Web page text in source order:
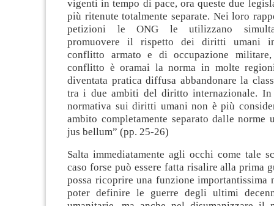
vigenti in tempo di pace, ora queste due
più ritenute totalmente separate. Nei loro
petizioni le ONG le utilizzano
promuovere il rispetto dei diritti umani
conflitto armato e di occupazione
conflitto è oramai la norma in molte
diventata pratica diffusa abbandonare la
tra i due ambiti del diritto internazionale.
normativa sui diritti umani non è più
ambito completamente separato dalle norme
jus bellum” (pp. 25-26)
Salta immediatamente agli occhi come tale
caso forse può essere fatta risalire alla prima
possa ricoprire una funzione importantissima
poter definire le guerre degli ultimi